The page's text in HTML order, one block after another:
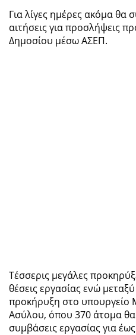
Για λίγες ημέρες ακόμα θα
αιτήσεις για προσλήψεις
Δημοσίου μέσω ΑΣΕΠ.
Τέσσερις μεγάλες
θέσεις εργασίας ενώ
προκήρυξη στο υπουργείο
Ασύλου, όπου 370 άτομα
συμβάσεις εργασίας για